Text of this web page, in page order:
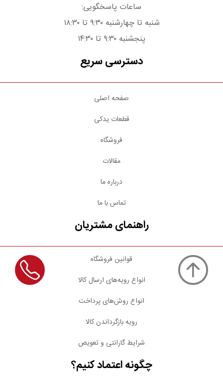
ساعات پاسخگویی:
شنبه تا چهارشنبه ۹:۳۰ تا ۱۸:۳۰
پنجشنبه ۹:۳۰ تا ۱۴:۳۰
دسترسی سریع
صفحه اصلی
قطعات یدکی
فروشگاه
مقالات
درباره ما
تماس با ما
راهنمای مشتریان
قوانین فروشگاه
انواع رویه‌های ارسال کالا
انواع روش‌های پرداخت
رویه بازگرداندن کالا
شرایط گارانتی و تعویض
چگونه اعتماد کنیم؟